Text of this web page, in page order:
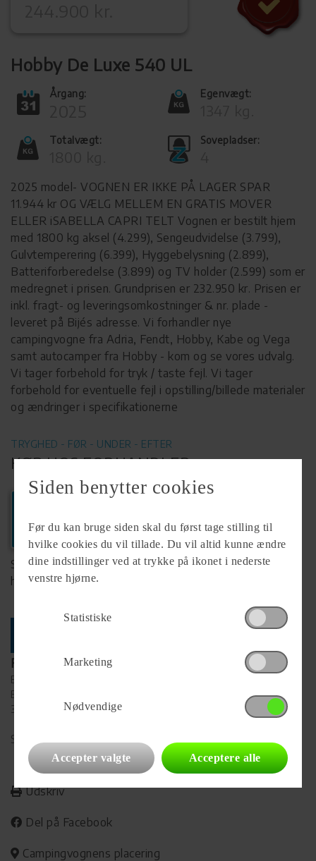
Hobby De Luxe 540 UL
Årgang: Egenvægt:
Totalvægt: Sovepladser:
2025 model- VOGNEN ER IKKE PÅ LAGER SPAR
11.944 kr OG VÆLG MELLEM EN GRATIS MOVER
ELLER iSABELLA CAPRI TELT Vognen er bestilt hjem
med 1800 kg aksel (4.299), Sengeudvidelse (3.799),
Gulvtemperering (6.399), Hyggebelysning (2.899),
Batteriforberedelse (3.899) og TV holder (2.599) som er
medregnet i prisen. Grundprisen er 232.950 kr. Prisen er
inkl. fragt- og leveringsomkostninger & nr. plade -
leveret på Bijés adresse. Vi forhandler nye
campingvogne fra Adria, Fendt, Hobby, Kabe og Vega
samt autocamper fra Hobby - kom og se vores udvalg.
Vi tager forbehold for tryk / taste fejl. Vi tager
forbehold for eventuelle fejl i opstilling/billede materialer
og ændringer i specifikationerne
TRYGHED - FØR - UNDER - EFTER
KØB HOS FORHANDLER
+45 48793110
Se komplet info på forhandlerens
hjemmeside
Forhandler
Bijé Fritid & Camping
Bomose Allé 19
3200 Helsinge
Se alle39vogne for forhandleren
Udskriv
Del på Facebook
Campingvognens placering
Siden benytter cookies
Før du kan bruge siden skal du først tage stilling til
hvilke cookies du vil tillade. Du vil altid kunne ændre
dine indstillinger ved at trykke på ikonet i nederste
venstre hjørne.
Statistiske
Marketing
Nødvendige
Accepter valgte Acceptere alle